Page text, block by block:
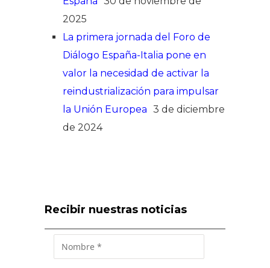
2025
La primera jornada del Foro de
Diálogo España-Italia pone en
valor la necesidad de activar la
reindustrialización para impulsar
la Unión Europea 3 de diciembre
de 2024
Recibir nuestras noticias